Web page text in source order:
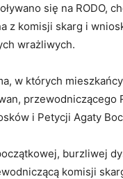
się na RODO,
z komisji skarg i
wrażliwych.
w których
przewodniczącego
i Petycji Agaty
burzliwej
komisji